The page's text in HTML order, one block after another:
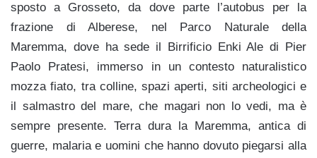
sposto a Grosseto, da dove parte l’autobus per la
frazione di Alberese, nel Parco Naturale della
Maremma, dove ha sede il Birrificio Enki Ale di Pier
Paolo Pratesi, immerso in un contesto naturalistico
mozza fiato, tra colline, spazi aperti, siti archeologici e
il salmastro del mare, che magari non lo vedi, ma è
sempre presente. Terra dura la Maremma, antica di
guerre, malaria e uomini che hanno dovuto piegarsi alla